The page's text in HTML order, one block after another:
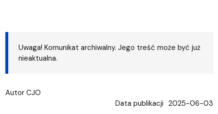
Uwaga! Komunikat archiwalny. Jego treść może być już
nieaktualna.
Autor CJO
Data publikacji 2025-06-03